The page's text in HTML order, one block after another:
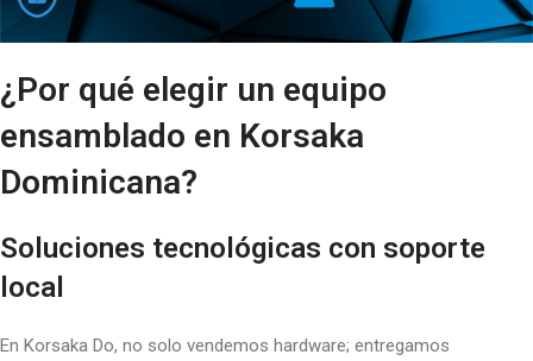
¿Por qué elegir un equipo
ensamblado en Korsaka
Dominicana?
Soluciones tecnológicas con soporte
local
En Korsaka Do, no solo vendemos hardware; entregamos